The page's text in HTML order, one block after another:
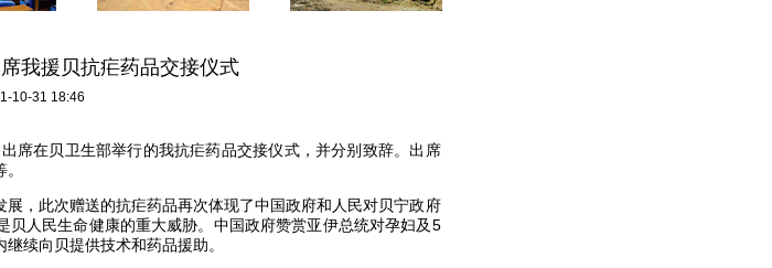
我援贝抗疟药品交接仪式
10-31 18:46
席在贝卫生部举行的我抗疟药品交接仪式，并分别致辞。出席
，此次赠送的抗疟药品再次体现了中国政府和人民对贝宁政府
人民生命健康的重大威胁。中国政府赞赏亚伊总统对孕妇及5
续向贝提供技术和药品援助。